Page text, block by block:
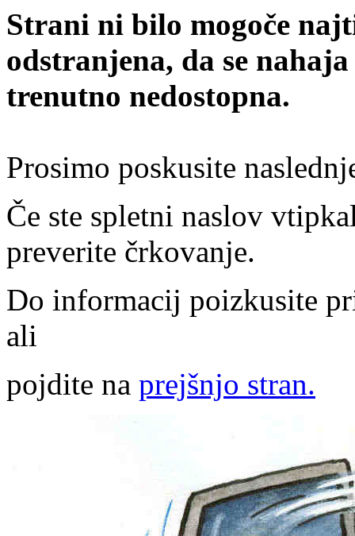
Strani ni bilo mogoče
odstranjena, da se
trenutno nedostopna.
Prosimo poskusite
Če ste spletni naslov
preverite črkovanje.
Do informacij poizkusite
ali
pojdite na prejšnjo stran.